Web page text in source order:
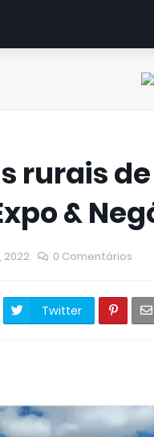
rurais
&
2022 0 Comentários
Twitter